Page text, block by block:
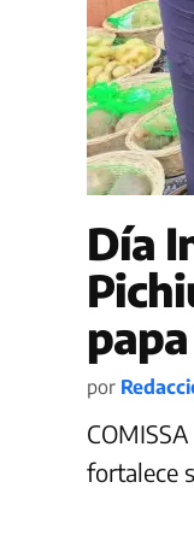
Día
por
fortalece